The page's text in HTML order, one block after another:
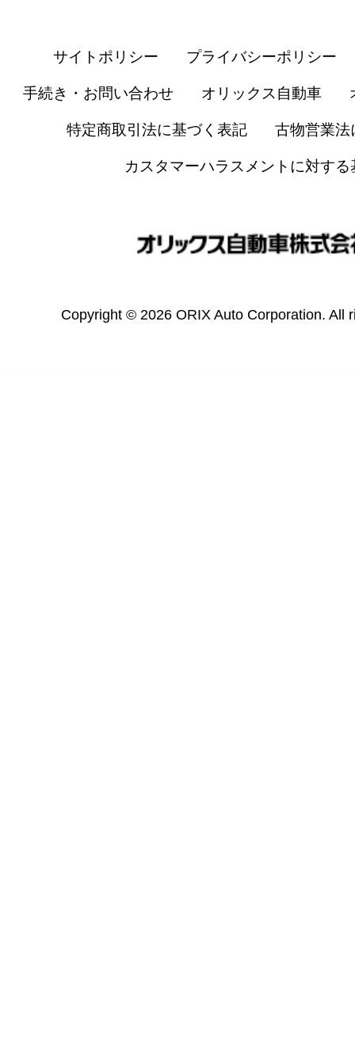
サイトポリシー プライバシーポリシー
手続き・お問い合わせ オリックス自動車
特定商取引法に基づく表記 古物営業法
カスタマーハラスメントに対する
Copyright © 2026 ORIX Auto Corporation. All